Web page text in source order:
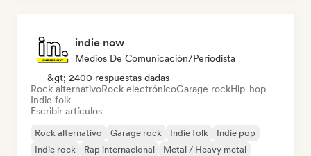
indie now
Medios De Comunicación/Periodista
&gt; 2400 respuestas dadas
Rock alternativoRock electrónicoGarage rockHip-hop
Indie folk
Escribir artículos
Rock alternativo Garage rock Indie folk
Indie pop
Indie rock
Rap internacional
Metal / Heavy metal